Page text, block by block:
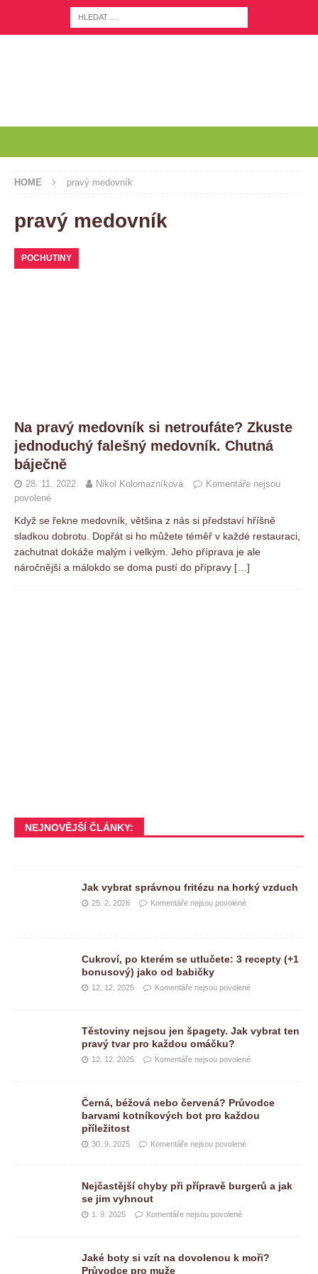
HOME pravý medovník
pravý medovník
POCHUTINY
Na pravý medovník si netroufáte? Zkuste
jednoduchý falešný medovník. Chutná
báječně
28. 11. 2022 Nikol Kolomazníková
Komentáře nejsou
povolené
Když se řekne medovník, většina z nás si představí hříšně
sladkou dobrotu. Dopřát si ho můžete téměř v každé restauraci,
zachutnat dokáže malým i velkým. Jeho příprava je ale
náročnější a málokdo se doma pustí do přípravy […]
NEJNOVĚJŠÍ ČLÁNKY:
Jak vybrat správnou fritézu na horký vzduch
25. 2. 2026 Komentáře nejsou povolené
Cukroví, po kterém se utlučete: 3 recepty (+1
bonusový) jako od babičky
12. 12. 2025 Komentáře nejsou povolené
Těstoviny nejsou jen špagety. Jak vybrat ten
pravý tvar pro každou omáčku?
12. 12. 2025 Komentáře nejsou povolené
Černá, béžová nebo červená? Průvodce
barvami kotníkových bot pro každou
příležitost
30. 9. 2025 Komentáře nejsou povolené
Nejčastější chyby při přípravě burgerů a jak
se jim vyhnout
1. 9. 2025 Komentáře nejsou povolené
Jaké boty si vzít na dovolenou k moři?
Průvodce pro muže